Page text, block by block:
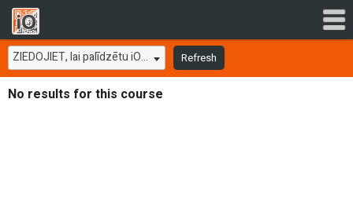
ZIEDOJIET, lai palīdzētu iOrientēšanai, pirms šeit ievadāt pasākuma nosaukumu Refresh
No results for this course